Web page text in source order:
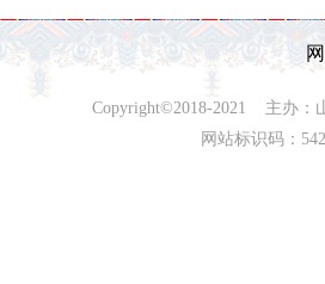
Copyright©2018-2021 主办：
网站标识码：